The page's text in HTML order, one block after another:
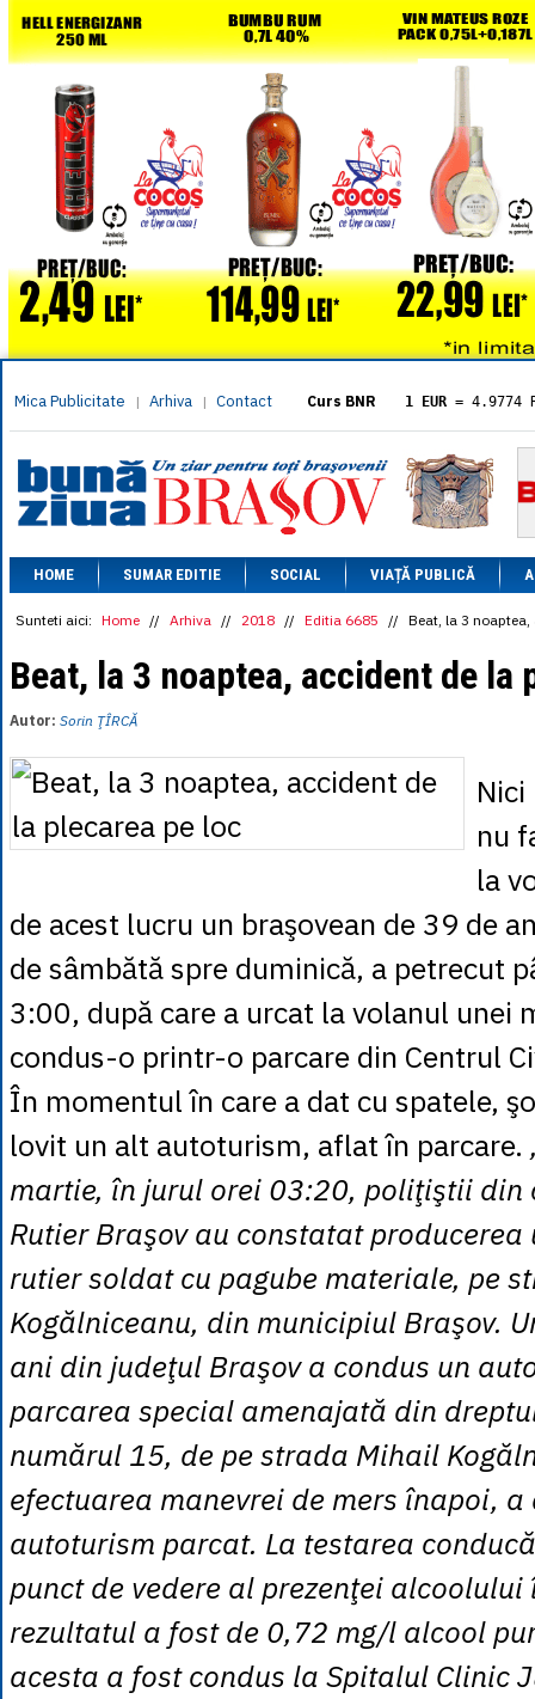
Mica Publicitate | Arhiva | Contact Curs BNR 1 EUR = 4.9774
= 5.8304
1 XAU= 464.4611
1 AED= 1.1933
1 AUD= 2.7957
1 BGN= 2.5449
1 CAD= 3.1559
1 CHF= 5.2813
1 CNY= 0.6015
1 DKK
= 0.6668
1 EGP= 0.0860
1 KRW
1 MDL
= 0.2538
= 0.4191
1 NZD= 2.6097
= 1.1646
1 RUB= 0.0530
1 SEK = 0.4526
1 TRY= 0.1141
1 UAH = 0.1048
1 XDR = 5.9383
1 ZAR= 0.2318
HOME SUMAR EDITIE SOCIAL VIAȚĂ PUBLICĂ
Sunteti aici: Home // Arhiva // 2018 // Editia 6685 // Beat, la 3 noaptea,
Beat, la 3 noaptea, accident de la
Autor: Sorin ŢÎRCĂ
Nici
nu
la
de acest lucru un braşovean de 39 de
de sâmbătă spre duminică, a petrecut
3:00, după care a urcat la volanul unei
condus-o printr-o parcare din Centrul
În momentul în care a dat cu spatele,
lovit un alt autoturism, aflat în parcare.
martie, în jurul orei 03:20, poliţiştii din
Rutier Braşov au constatat producerea
rutier soldat cu pagube materiale, pe
Kogălniceanu, din municipiul Braşov.
ani din judeţul Braşov a condus un
parcarea special amenajată din
numărul 15, de pe strada Mihail
efectuarea manevrei de mers înapoi, a
autoturism parcat. La testarea
punct de vedere al prezenţei
rezultatul a fost de 0,72 mg/l alcool
acesta a fost condus la Spitalul Clinic